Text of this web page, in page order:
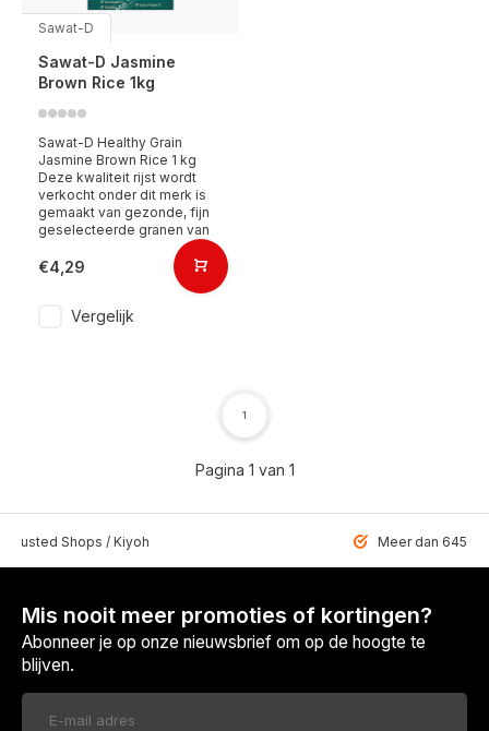
Sawat-D
Sawat-D Jasmine
Brown Rice 1kg
Sawat-D Healthy Grain
Jasmine Brown Rice 1 kg
Deze kwaliteit rijst wordt
verkocht onder dit merk is
gemaakt van gezonde, fijn
geselecteerde granen van
€4,29
Vergelijk
Pagina 1 van 1
1
Shops / Kiyoh Meer dan 6459
Mis nooit meer promoties of kortingen?
Abonneer je op onze nieuwsbrief om op de hoogte te
blijven.